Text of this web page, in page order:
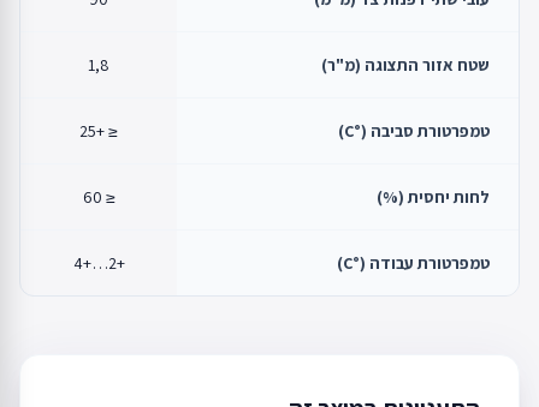
שטח אזור התצוגה (מ"ר) 1,8
טמפרטורת סביבה (°C) ≤ +25
לחות יחסית (%) ≤ 60
טמפרטורת עבודה (°C) +2…+4